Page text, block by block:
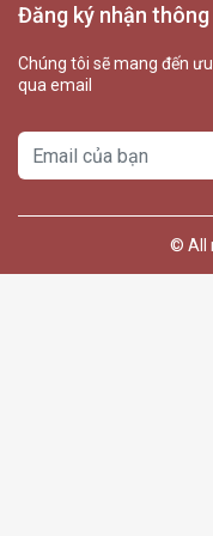
Đăng ký nhận
Chúng tôi sẽ mang đến
qua email
© All